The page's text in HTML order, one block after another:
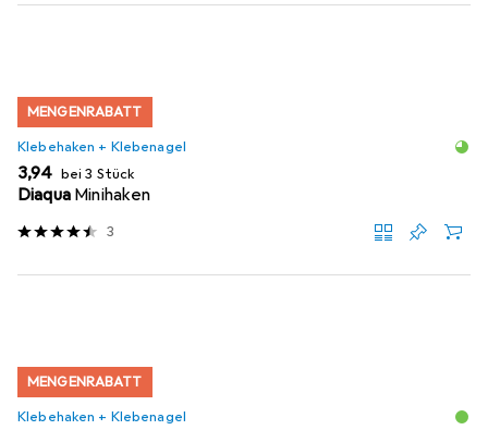
MENGENRABATT
Klebehaken + Klebenagel
EUR
3,94 bei 3 Stück
Diaqua Minihaken
3
MENGENRABATT
Klebehaken + Klebenagel